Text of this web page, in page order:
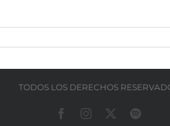
TODOS LOS DERECHOS
FacebookInstagram Spotify